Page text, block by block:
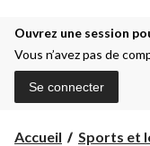
Ouvrez une session
Vous n’avez pas de
Se connecter
Accueil Sports et